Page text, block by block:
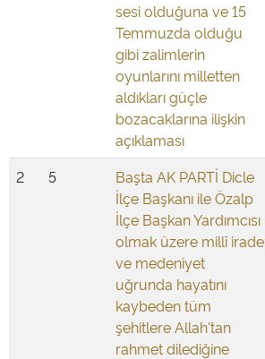
sesi olduğuna ve 15
Temmuzda olduğu
gibi zalimlerin
oyunlarını milletten
aldıkları güçle
bozacaklarına ilişkin
açıklaması
2 5
Başta AK PARTİ Dicle
İlçe Başkanı ile Özalp
İlçe Başkan Yardımcısı
olmak üzere millî irade
ve medeniyet
uğrunda hayatını
kaybeden tüm
şehitlere Allah'tan
rahmet dilediğine